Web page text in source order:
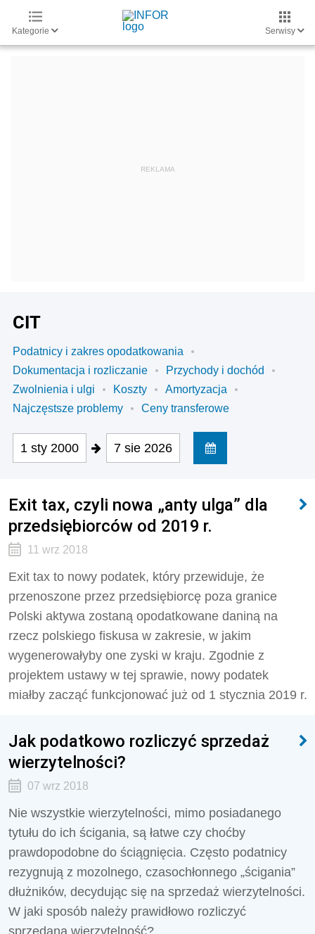
Kategorie Serwisy
CIT
Podatnicy i zakres opodatkowania
Dokumentacja i rozliczanie
Przychody i dochód
Zwolnienia i ulgi
Koszty
Amortyzacja
Najczęstsze problemy
Ceny transferowe
1 sty 2000 7 sie 2026
Exit tax, czyli nowa „anty ulga” dla
przedsiębiorców od 2019 r.
11 wrz 2018
Exit tax to nowy podatek, który przewiduje, że
przenoszone przez przedsiębiorcę poza granice
Polski aktywa zostaną opodatkowane daniną na
rzecz polskiego fiskusa w zakresie, w jakim
wygenerowałyby one zyski w kraju. Zgodnie z
projektem ustawy w tej sprawie, nowy podatek
miałby zacząć funkcjonować już od 1 stycznia 2019 r.
Jak podatkowo rozliczyć sprzedaż
wierzytelności?
07 wrz 2018
Nie wszystkie wierzytelności, mimo posiadanego
tytułu do ich ścigania, są łatwe czy choćby
prawdopodobne do ściągnięcia. Często podatnicy
rezygnują z mozolnego, czasochłonnego „ścigania”
dłużników, decydując się na sprzedaż wierzytelności.
W jaki sposób należy prawidłowo rozliczyć
sprzedaną wierzytelność?